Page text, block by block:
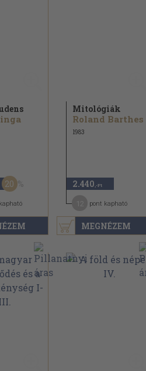
20
MEGNÉZEM
Mitológiák
Roland Barthes
1983
2.440 ,-Ft
pont kapható